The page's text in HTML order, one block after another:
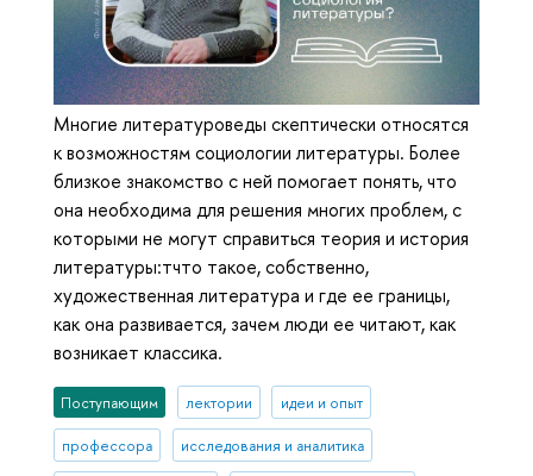
Многие литературоведы скептически относятся
к возможностям социологии литературы. Более
близкое знакомство с ней помогает понять, что
она необходима для решения многих проблем, с
которыми не могут справиться теория и история
литературы:тчто такое, собственно,
художественная литература и где ее границы,
как она развивается, зачем люди ее читают, как
возникает классика.
Поступающим лектории идеи и опыт
профессора исследования и аналитика